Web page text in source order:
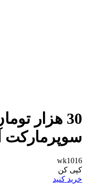
30 هزار
سوپرمارکت
wk1016
کپی کن
خرید کنید